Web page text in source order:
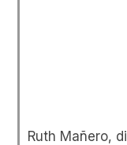
Ruth Mañero,